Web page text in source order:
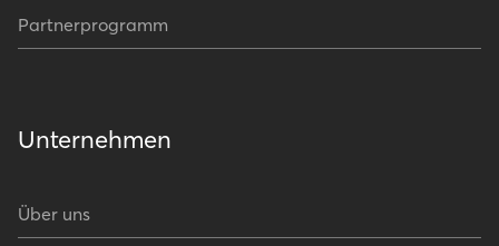
Partnerprogramm
Unternehmen
Über uns